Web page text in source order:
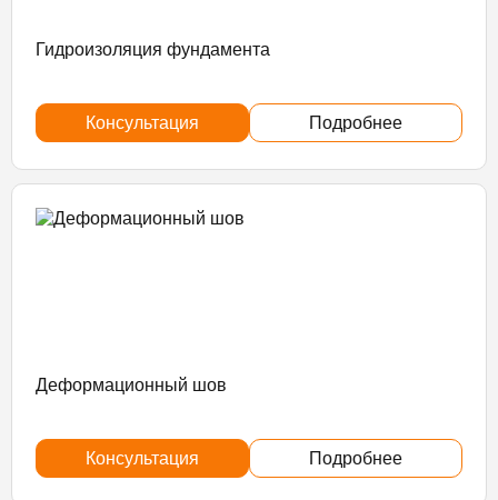
Гидроизоляция фундамента
Консультация Подробнее
Деформационный шов
Консультация Подробнее